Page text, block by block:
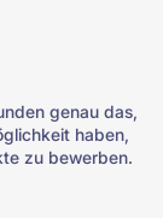
genau das,
haben,
zu bewerben.